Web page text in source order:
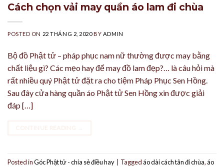
Cách chọn vải may quần áo lam đi chùa
POSTED ON 22 THÁNG 2, 2020BY ADMIN
Bộ đồ Phật tử – pháp phục nam nữ thường được may bằng
chất liệu gì? Các mẹo hay để may đồ lam đẹp?… là câu hỏi mà
rất nhiều quý Phật tử đặt ra cho tiệm Pháp Phục Sen Hồng.
Sau đây cửa hàng quần áo Phật tử Sen Hồng xin được giải
đáp […]
Posted inGóc Phật tử - chia sẻ điều hay Taggedáo dài cách tân đi chùa,áo